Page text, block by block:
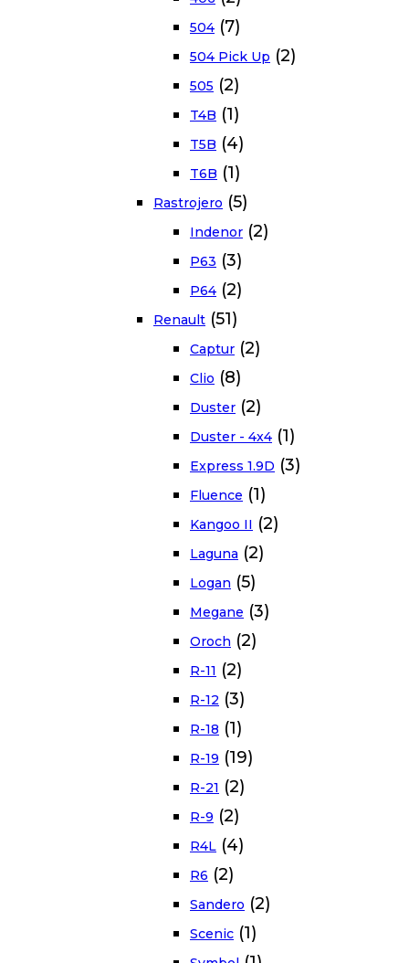
504 (7)
504 Pick Up (2)
505 (2)
T4B (1)
T5B (4)
T6B (1)
Rastrojero (5)
Indenor (2)
P63 (3)
P64 (2)
Renault (51)
Captur (2)
Clio (8)
Duster (2)
Duster - 4x4 (1)
Express 1.9D (3)
Fluence (1)
Kangoo II (2)
Laguna (2)
Logan (5)
Megane (3)
Oroch (2)
R-11 (2)
R-12 (3)
R-18 (1)
R-19 (19)
R-21 (2)
R-9 (2)
R4L (4)
R6 (2)
Sandero (2)
Scenic (1)